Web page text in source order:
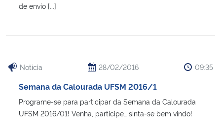
de envio [...]
Notícia 28/02/2016 09:35
Semana da Calourada UFSM 2016/1
Programe-se para participar da Semana da Calourada
UFSM 2016/01! Venha, participe… sinta-se bem vindo!